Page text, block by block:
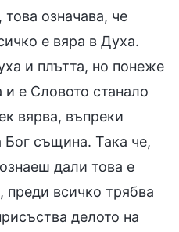
означава, че
е вяра в Духа.
и плътта, но понеже
и е Словото станало
вярва, въпреки
Бог същина. Така че,
дали това е
преди всичко трябва
делото на